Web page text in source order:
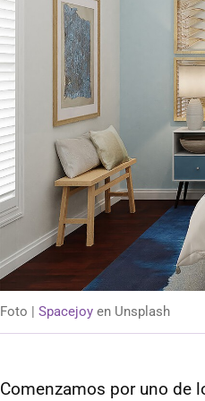
Foto | Spacejoy en Unsplash
Comenzamos por uno de